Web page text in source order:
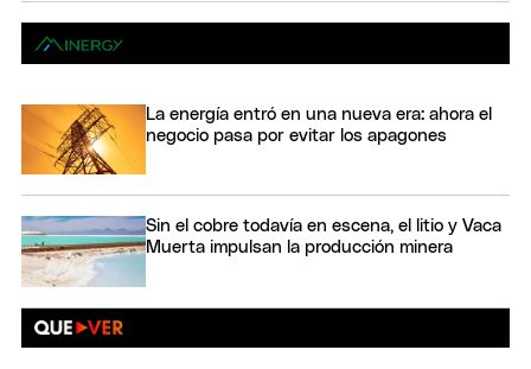
La energía entró en una nueva era: ahora el
negocio pasa por evitar los apagones
Sin el cobre todavía en escena, el litio y Vaca
Muerta impulsan la producción minera